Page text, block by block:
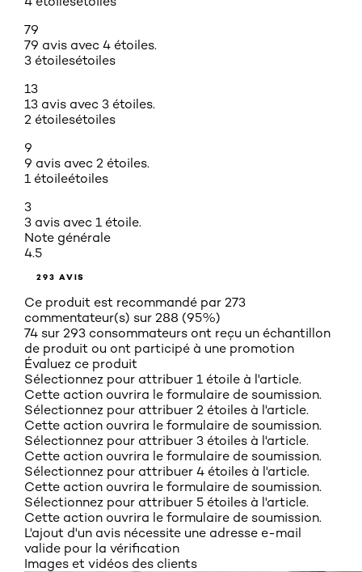
79
79 avis avec 4 étoiles.
3 étoilesétoiles
13
13 avis avec 3 étoiles.
2 étoilesétoiles
9
9 avis avec 2 étoiles.
1 étoileétoiles
3
3 avis avec 1 étoile.
Note générale
4.5
293 AVIS
Ce produit est recommandé par 273
commentateur(s) sur 288 (95%)
74 sur 293 consommateurs ont reçu un échantillon
de produit ou ont participé à une promotion
Évaluez ce produit
Sélectionnez pour attribuer 1 étoile à l'article.
Cette action ouvrira le formulaire de soumission.
Sélectionnez pour attribuer 2 étoiles à l'article.
Cette action ouvrira le formulaire de soumission.
Sélectionnez pour attribuer 3 étoiles à l'article.
Cette action ouvrira le formulaire de soumission.
Sélectionnez pour attribuer 4 étoiles à l'article.
Cette action ouvrira le formulaire de soumission.
Sélectionnez pour attribuer 5 étoiles à l'article.
Cette action ouvrira le formulaire de soumission.
L'ajout d'un avis nécessite une adresse e-mail
valide pour la vérification
Images et vidéos des clients